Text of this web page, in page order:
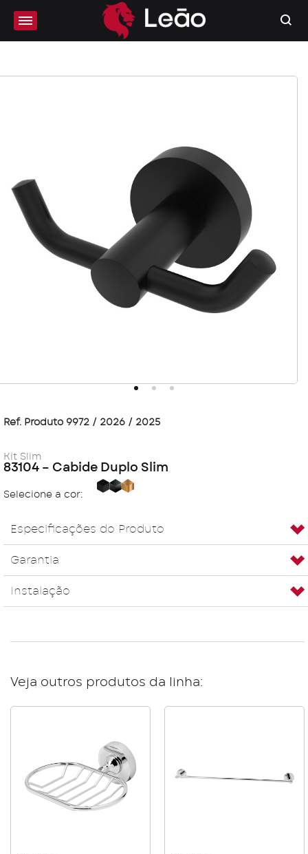
Ref. Produto 9972 / 2026 / 2025
Kit Slim
83104 – Cabide Duplo Slim
Selecione a cor: BlackCarbon
Especificações do Produto
Garantia
Instalação
Veja outros produtos da linha: